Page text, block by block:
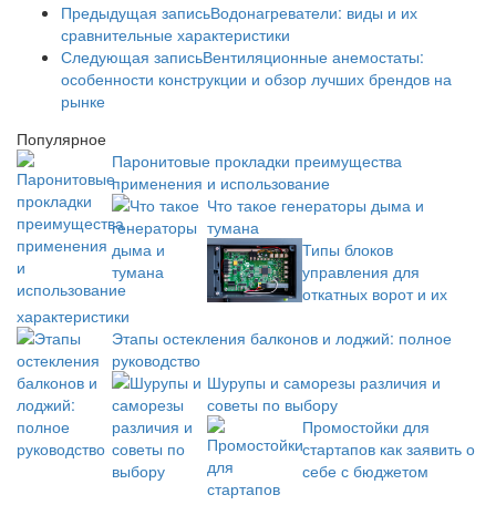
Предыдущая записьВодонагреватели: виды и их
сравнительные характеристики
Следующая записьВентиляционные анемостаты:
особенности конструкции и обзор лучших брендов на
рынке
Популярное
Паронитовые прокладки преимущества
применения и использование
Что такое генераторы дыма и
тумана
Типы блоков
управления для
откатных ворот и их
характеристики
Этапы остекления балконов и лоджий: полное
руководство
Шурупы и саморезы различия и
советы по выбору
Промостойки для
стартапов как заявить о
себе с бюджетом